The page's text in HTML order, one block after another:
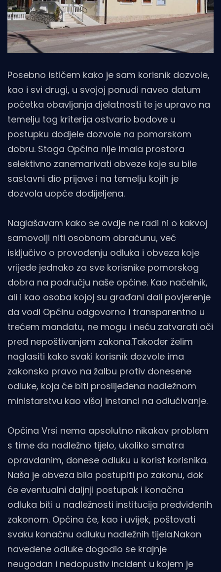
Posebno ističem kako je sam korisnik dozvole,
kao i svi drugi, u svojoj ponudi naveo datum
početka obavljanja djelatnosti te je upravo na
temelju tog kriterija ostvario bodove u
postupku dodjele dozvole na pomorskom
dobru. Stoga Općina nije imala prostora
selektivno zanemarivati obveze koje su bile
sastavni dio prijave i na temelju kojih je
dozvola uopće dodijeljena.
Naglašavam kako se ovdje ne radi ni o kakvoj
samovolji niti osobnom obračunu, već
isključivo o provođenju odluka i obveza koje
vrijede jednako za sve korisnike pomorskog
dobra na području naše općine. Kao načelnik,
ali i kao osoba kojoj su građani dali povjerenje
da vodi Općinu odgovorno i transparentno u
trećem mandatu, ne mogu i neću zatvarati oči
pred nepoštivanjem zakona.Također želim
naglasiti kako svaki korisnik dozvole ima
zakonsko pravo na žalbu protiv donesene
odluke, koja će biti proslijeđena nadležnom
ministarstvu kao višoj instanci na odlučivanje.
Općina Vrsi nema apsolutno nikakav problem
s time da nadležno tijelo, ukoliko smatra
opravdanim, donese odluku u korist korisnika.
Naša je obveza bila postupiti po zakonu, dok
će eventualni daljnji postupak i konačna
odluka biti u nadležnosti institucija predviđenih
zakonom. Općina će, kao i uvijek, poštovati
svaku konačnu odluku nadležnih tijela.Nakon
navedene odluke dogodio se krajnje
neugodan i nedopustiv incident u kojem je